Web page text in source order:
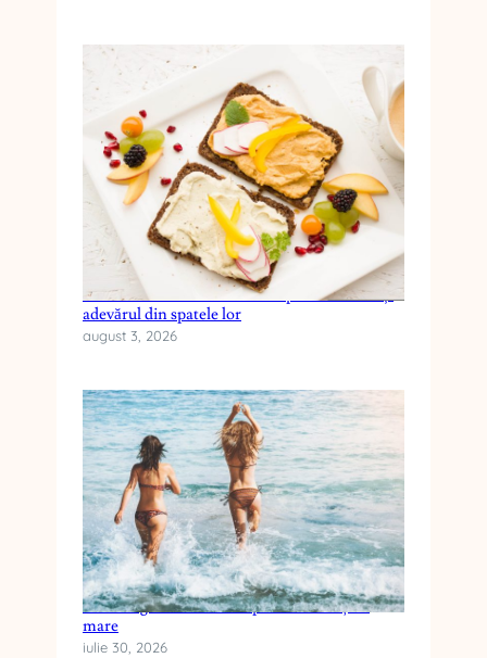
Cele mai frecvente mituri despre dieta keto și
adevărul din spatele lor
august 3, 2026
Cum alegi crema cu SPF pentru vacanța la
mare
iulie 30, 2026